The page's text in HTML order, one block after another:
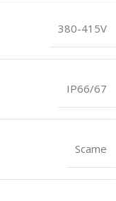
380-415V
IP66/67
Scame